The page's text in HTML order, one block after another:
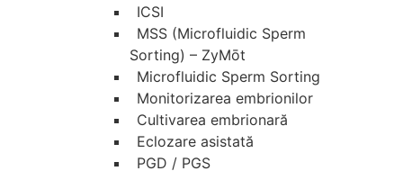
ICSI
MSS (Microfluidic Sperm
Sorting) – ZyMōt
Microfluidic Sperm Sorting
Monitorizarea embrionilor
Cultivarea embrionară
Eclozare asistată
PGD / PGS